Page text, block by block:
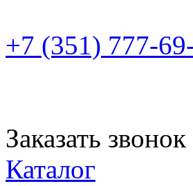
+7 (351) 777-
Заказать звонок
Каталог